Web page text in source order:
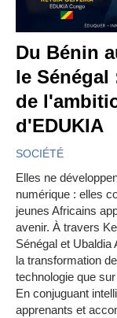
Du Bénin
le
de
d'EDUKIA
SOCIÉTÉ
Elles ne
numérique : elles
jeunes Africains
avenir. À travers
Sénégal et Ubaldia
la transformation
technologie que
En conjuguant
apprenants et